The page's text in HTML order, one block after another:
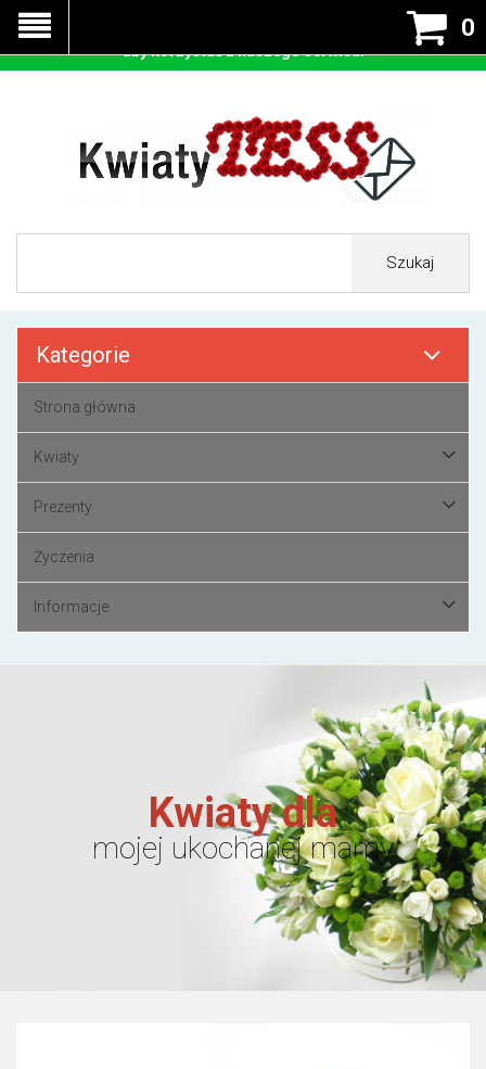
0
Szukaj
Kategorie
Strona główna
Kwiaty
Prezenty
Życzenia
Informacje
Kwiaty dla
mojej ukochanej mamy
Nasza strona korzysta z cookies - czyli tzw ciastek w celu
prawidłowego działania. Zaakceptuj przyjmowanie cookies
aby korzystać z naszego serwisu.